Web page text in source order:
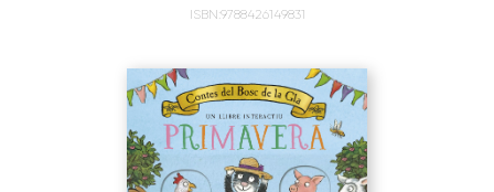
ISBN:9788426149831